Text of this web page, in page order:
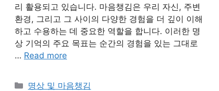
리 활용되고 있습니다. 마음챙김은 우리 자신, 주변
환경, 그리고 그 사이의 다양한 경험을 더 깊이 이해
하고 수용하는 데 중요한 역할을 합니다. 이러한 명
상 기억의 주요 목표는 순간의 경험을 있는 그대로
… Read more
Categories
명상 및 마음챙김